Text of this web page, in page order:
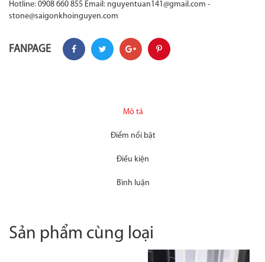
Hotline: 0908 660 855 Email: nguyentuan141@gmail.com -
stone@saigonkhoinguyen.com
FANPAGE
Mô tả
Điểm nổi bật
Điều kiện
Bình luận
Sản phẩm cùng loại